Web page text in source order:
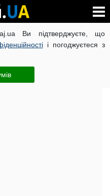
Ви підтверджуєте, що
і погоджуєтеся з
КОРОНАВІРУС В УКРАЇНІ
ЧИТАТЬ НА РУССКОМ